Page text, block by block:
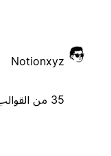
Notionxyz